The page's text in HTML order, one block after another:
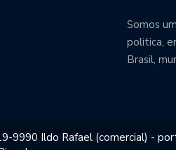
Somos
politica,
Brasil,
9990 Ildo Rafael (comercial) -